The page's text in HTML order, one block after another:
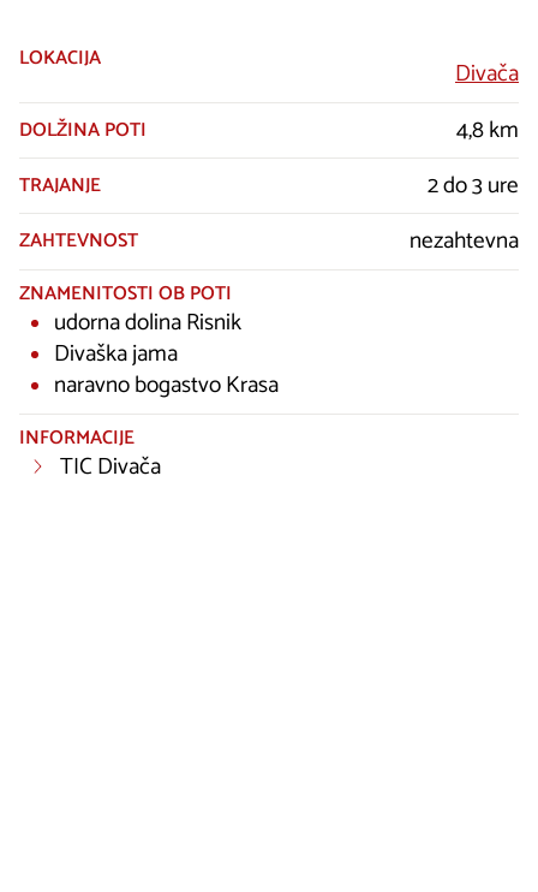
LOKACIJA Divača
DOLŽINA POTI 4,8 km
TRAJANJE 2 do 3 ure
ZAHTEVNOST nezahtevna
ZNAMENITOSTI OB POTI
udorna dolina Risnik
Divaška jama
naravno bogastvo Krasa
INFORMACIJE
TIC Divača